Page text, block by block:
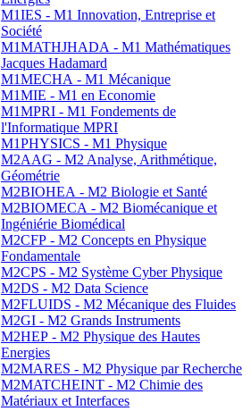
M1IES - M1 Innovation, Entreprise et
Société
M1MATHJHADA - M1 Mathématiques
Jacques Hadamard
M1MECHA - M1 Mécanique
M1MIE - M1 en Economie
M1MPRI - M1 Fondements de
l'Informatique MPRI
M1PHYSICS - M1 Physique
M2AAG - M2 Analyse, Arithmétique,
Géométrie
M2BIOHEA - M2 Biologie et Santé
M2BIOMECA - M2 Biomécanique et
Ingéniérie Biomédical
M2CFP - M2 Concepts en Physique
Fondamentale
M2CPS - M2 Système Cyber Physique
M2DS - M2 Data Science
M2FLUIDS - M2 Mécanique des Fluides
M2GI - M2 Grands Instruments
M2HEP - M2 Physique des Hautes
Energies
M2MARES - M2 Physique par Recherche
M2MATCHEINT - M2 Chimie des
Matériaux et Interfaces